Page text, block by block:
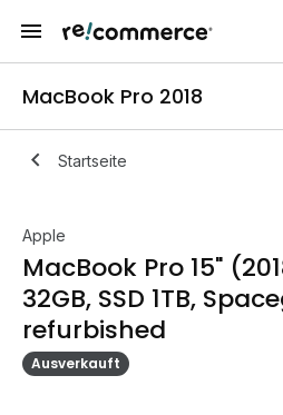
MacBook Pro 2018
Startseite
Apple
MacBook Pro 15"
32GB, SSD 1TB,
refurbished
Ausverkauft